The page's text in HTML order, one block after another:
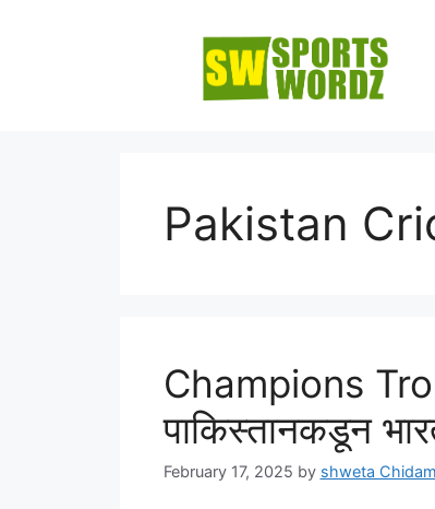
Pakistan
Champions
पाकिस्तानकडून
February 17, 2025 by shweta